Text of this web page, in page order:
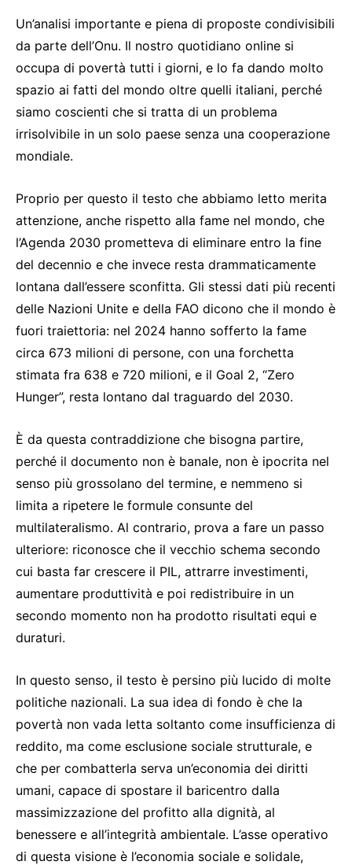
Un’analisi importante e piena di proposte condivisibili
da parte dell’Onu. Il nostro quotidiano online si
occupa di povertà tutti i giorni, e lo fa dando molto
spazio ai fatti del mondo oltre quelli italiani, perché
siamo coscienti che si tratta di un problema
irrisolvibile in un solo paese senza una cooperazione
mondiale.
Proprio per questo il testo che abbiamo letto merita
attenzione, anche rispetto alla fame nel mondo, che
l’Agenda 2030 prometteva di eliminare entro la fine
del decennio e che invece resta drammaticamente
lontana dall’essere sconfitta. Gli stessi dati più recenti
delle Nazioni Unite e della FAO dicono che il mondo è
fuori traiettoria: nel 2024 hanno sofferto la fame
circa 673 milioni di persone, con una forchetta
stimata fra 638 e 720 milioni, e il Goal 2, “Zero
Hunger”, resta lontano dal traguardo del 2030.
È da questa contraddizione che bisogna partire,
perché il documento non è banale, non è ipocrita nel
senso più grossolano del termine, e nemmeno si
limita a ripetere le formule consunte del
multilateralismo. Al contrario, prova a fare un passo
ulteriore: riconosce che il vecchio schema secondo
cui basta far crescere il PIL, attrarre investimenti,
aumentare produttività e poi redistribuire in un
secondo momento non ha prodotto risultati equi e
duraturi.
In questo senso, il testo è persino più lucido di molte
politiche nazionali. La sua idea di fondo è che la
povertà non vada letta soltanto come insufficienza di
reddito, ma come esclusione sociale strutturale, e
che per combatterla serva un’economia dei diritti
umani, capace di spostare il baricentro dalla
massimizzazione del profitto alla dignità, al
benessere e all’integrità ambientale. L’asse operativo
di questa visione è l’economia sociale e solidale,